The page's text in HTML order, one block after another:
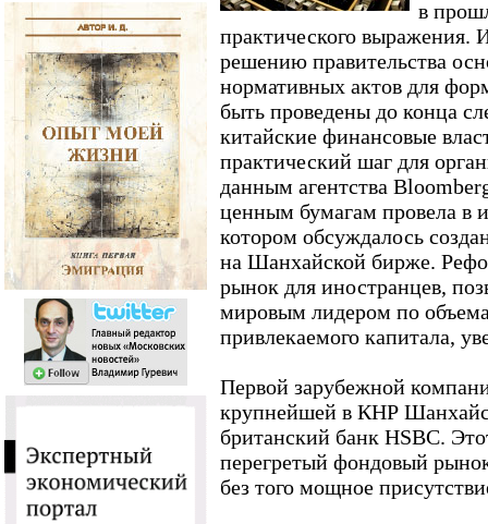
в
практического выражения.
решению правительства
нормативных актов для
быть проведены до конца
китайские финансовые
практический шаг для
данным агентства
ценным бумагам провела в
котором обсуждалось
на Шанхайской бирже.
рынок для иностранцев,
мировым лидером по
привлекаемого капитала,
Первой зарубежной
крупнейшей в КНР
британский банк HSBC.
перегретый фондовый
без того мощное